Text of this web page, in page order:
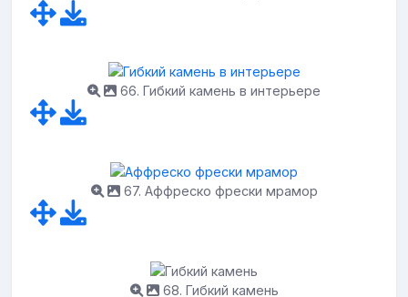
66. Гибкий камень в интерьере
67. Аффреско фрески мрамор
68. Гибкий камень